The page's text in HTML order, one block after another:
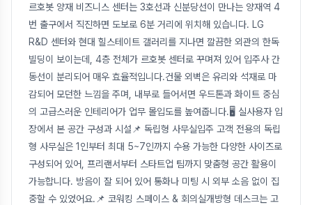
르호봇 양재 비즈니스 센터는 3호선과 신분당선이 만나는 양재역 4
번 출구에서 직진하면 도보로 6분 거리에 위치해 있습니다. LG
R&D 센터와 현대 힐스테이트 갤러리를 지나면 깔끔한 외관의 한독
빌딩이 보이는데, 4층 전체가 르호봇 센터로 꾸며져 있어 입주사 간
동선이 분리되어 매우 효율적입니다.건물 외벽은 유리와 석재로 마
감되어 모던한 느낌을 주며, 내부로 들어서면 우드톤과 화이트 중심
의 고급스러운 인테리어가 업무 몰입도를 높여줍니다.🖥️ 실사용자 입
장에서 본 공간 구성과 시설📌 독립형 사무실입주 고객 전용의 독립
형 사무실은 1인부터 최대 5~7인까지 수용 가능한 다양한 사이즈로
구성되어 있어, 프리랜서부터 스타트업 팀까지 맞춤형 공간 활용이
가능합니다. 방음이 잘 되어 있어 통화나 미팅 시 외부 소음 없이 집
중할 수 있었어요.📌 코워킹 스페이스 & 회의실개방형 데스크는 고